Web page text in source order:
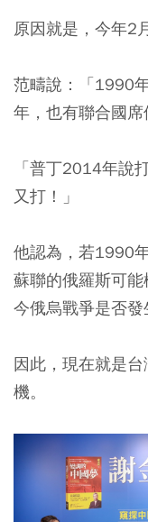
原因就是，今年2
范疇說：「1990
年，也有聯合國席
「普丁2014年說
又打！」
他認為，若1990
蘇聯的俄羅斯可
今俄烏戰爭是否發
因此， 現在就是
機。